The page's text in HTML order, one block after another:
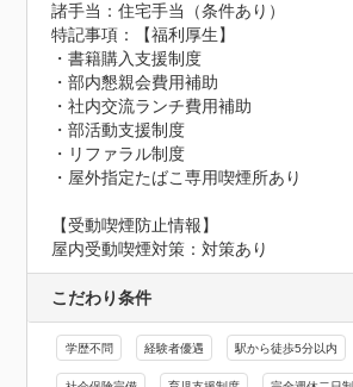
諸手当：住宅手当（条件あり）
特記事項：【福利厚生】
・書籍購入支援制度
・部内懇親会費用補助
・社内交流ランチ費用補助
・部活動支援制度
・リファラル制度
・屋外指定たばこ専用喫煙所あり
【受動喫煙防止情報】
屋内受動喫煙対策：対策あり
こだわり条件
学歴不問 経験者優遇 駅から徒歩5分以内